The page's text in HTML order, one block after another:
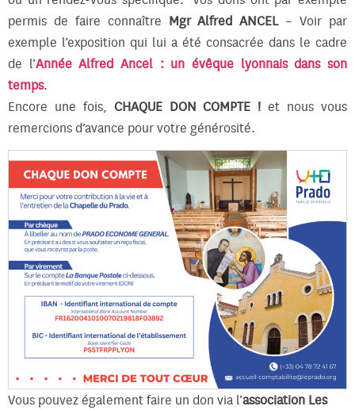
permis de faire connaître Mgr Alfred ANCEL– Voir par
exemple l’exposition qui lui a été consacrée dans le cadre
de l’Année Alfred Ancel : un évêque lyonnais dans son
temps.
Encore une fois, CHAQUE DON COMPTE ! et nous vous
remercions d’avance pour votre générosité.
Vous pouvez également faire un don via l’association Les